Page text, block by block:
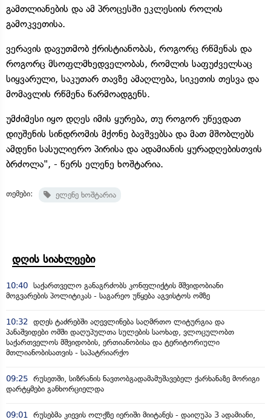
გამთლიანების და ამ პროცესში ეკლესიის როლის
გამოკვეთისა.
ვერავის დავუთმობ ქრისტიანობას, როგორც რწმენას და
როგორც მსოფლმხედველობას, რომლის საფუძველსაც
სიყვარული, საკუთარ თავზე ამაღლება, სიკეთის თესვა და
მომავლის რწმენა წარმოადგენს.
უმძიმესი იყო დღეს იმის ყურება, თუ როგორ უწევდათ
დიუშენის სინდრომის მქონე ბავშვებსა და მათ მშობლებს
ამდენი სასულიერო პირისა და ადამიანის ყურადღებისთვის
ბრძოლა", - წერს ელენე ხოშტარია.
თემები: ელენე ხოშტარია
დღის სიახლეები
10:40 საქართველო განაგრძობს კონფლიქტის მშვიდობიანი
მოგვარების პოლიტიკას - საგარეო უწყება აგვისტოს ომზე
10:32
დღეს ტაძრებში აღევლინება საღმრთო ლიტურგია და
პანაშვიდები ომში დაღუპულთა სულების საოხად, ვლოცულობთ
საქართველოს მშვიდობის, ერთიანობისა და ტერიტორიული
მთლიანობისათვის - საპატრიარქო
09:25 რუსეთში, სიზრანის ნავთობგადამამუშავებელ ქარხანაზე მორიგი
დარტყმები განხორციელდა
09:01 რუსებმა კიევის ოლქზე იერიში მიიტანეს - დაიღუპა 3 ადამიანი,